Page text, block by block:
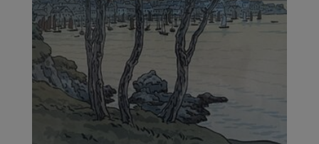
Henri Rivière Lith. 91 – Le Port de
Douarnenez, 1911 – Le Beau Pays de
Bretagne